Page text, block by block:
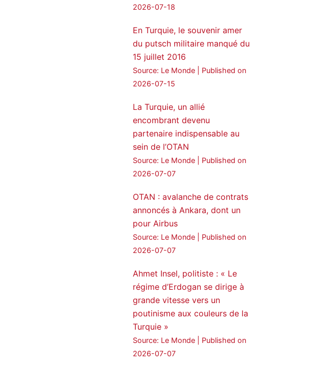
🔴DEM Party Imrali
on Abdullah Öcalan meeting
#PeaceProcess
🔗https://medyanews.rs/h4lwBwQ
Twitter
Voir plus...
2026-07-18
En Turquie, le souvenir amer
du putsch militaire manqué du
15 juillet 2016
Source: Le Monde
Published on
2026-07-15
La Turquie, un allié
encombrant devenu
partenaire indispensable au
sein de l’OTAN
Source: Le Monde
Published on
2026-07-07
OTAN : avalanche de contrats
annoncés à Ankara, dont un
pour Airbus
Source: Le Monde
Published on
2026-07-07
Ahmet Insel, politiste : « Le
régime d’Erdogan se dirige à
grande vitesse vers un
poutinisme aux couleurs de la
Turquie »
Source: Le Monde
Published on
2026-07-07